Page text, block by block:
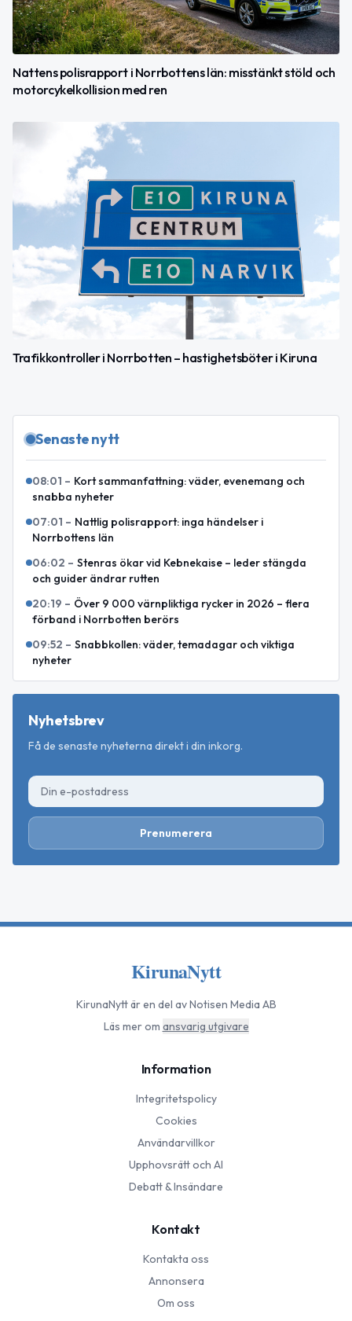
Nattens polisrapport i Norrbottens län: misstänkt stöld och
motorcykelkollision med ren
Trafikkontroller i Norrbotten – hastighetsböter i Kiruna
Senaste nytt
08:01 – Kort sammanfattning: väder, evenemang och
snabba nyheter
07:01 – Nattlig polisrapport: inga händelser i
Norrbottens län
06:02 – Stenras ökar vid Kebnekaise – leder stängda
och guider ändrar rutten
20:19 – Över 9 000 värnpliktiga rycker in 2026 – flera
förband i Norrbotten berörs
09:52 – Snabbkollen: väder, temadagar och viktiga
nyheter
Nyhetsbrev
Få de senaste nyheterna direkt i din inkorg.
Prenumerera
KirunaNytt
KirunaNyttär en del av Notisen Media AB
Läs mer om ansvarig utgivare
Information
Integritetspolicy
Cookies
Användarvillkor
Upphovsrätt och AI
Debatt & Insändare
Kontakt
Kontakta oss
Annonsera
Om oss